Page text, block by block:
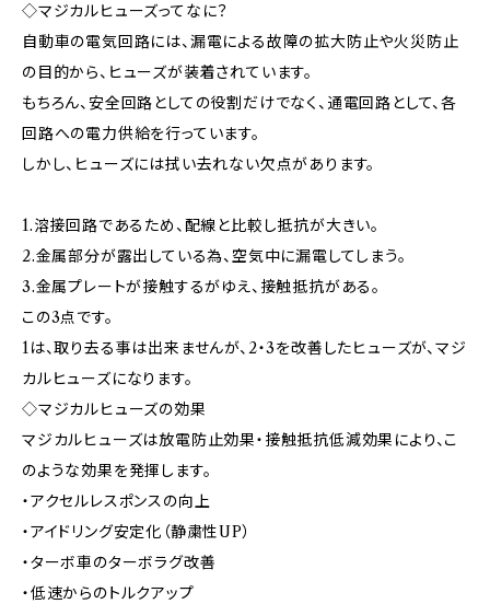
◇マジカルヒューズってなに？
自動車の電気回路には、漏電による故障の拡大防止や火災防止
の目的から、ヒューズが装着されています。
もちろん、安全回路としての役割だけでなく、通電回路として、各
回路への電力供給を行っています。
しかし、ヒューズには拭い去れない欠点があります。
1.溶接回路であるため、配線と比較し抵抗が大きい。
2.金属部分が露出している為、空気中に漏電してしまう。
3.金属プレートが接触するがゆえ、接触抵抗がある。
この3点です。
1は、取り去る事は出来ませんが、2・3を改善したヒューズが、マジ
カルヒューズになります。
◇マジカルヒューズの効果
マジカルヒューズは放電防止効果・接触抵抗低減効果により、こ
のような効果を発揮します。
・アクセルレスポンスの向上
・アイドリング安定化（静粛性UP）
・ターボ車のターボラグ改善
・低速からのトルクアップ